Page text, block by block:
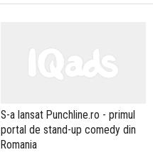
S-a lansat Punchline.ro - primul
portal de stand-up comedy din
Romania